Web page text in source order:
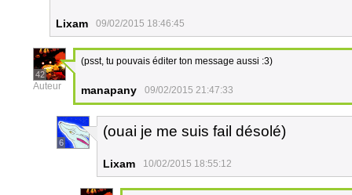
Lixam 09/02/2015 18:46:45
42
Auteur
(psst, tu pouvais éditer ton message aussi :3)
manapany 09/02/2015 21:47:33
6
(ouai je me suis fail désolé)
Lixam 10/02/2015 18:55:12